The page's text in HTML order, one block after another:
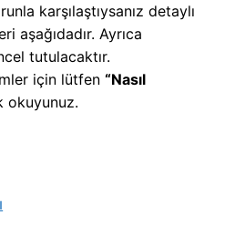
karşılaştıysanız detaylı
aşağıdadır. Ayrıca
tutulacaktır.
için lütfen “Nasıl
okuyunuz.